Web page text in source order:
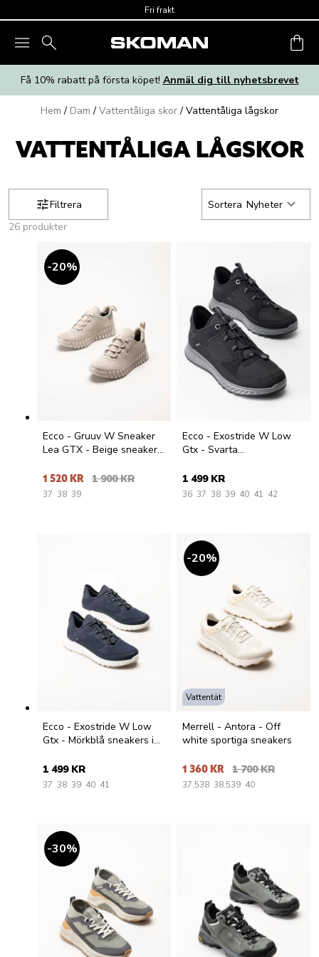
Fri frakt
Få 10% rabatt på första köpet! Anmäl dig till nyhetsbrevet
Hem / Dam / Vattentåliga skor / Vattentåliga lågskor
VATTENTÅLIGA LÅGSKOR
Filtrera Sortera Nyheter
26 produkter
20%
Ecco - Gruuv W Sneaker
Lea GTX - Beige sneakers
1 520 KR 1 900 KR
37 38 39
Ecco - Exostride W Low
Gtx - Svarta
GoreTex
1 499 KR
36 37 38 39 40 41 42
Ecco - Exostride W Low
Gtx - Mörkblå sneakers i
1 499 KR
37 38 39 40 41
20%
Vattentät
Merrell - Antora - Off
white sportiga sneakers
1 360 KR 1 700 KR
37.538 38.539 40
30%